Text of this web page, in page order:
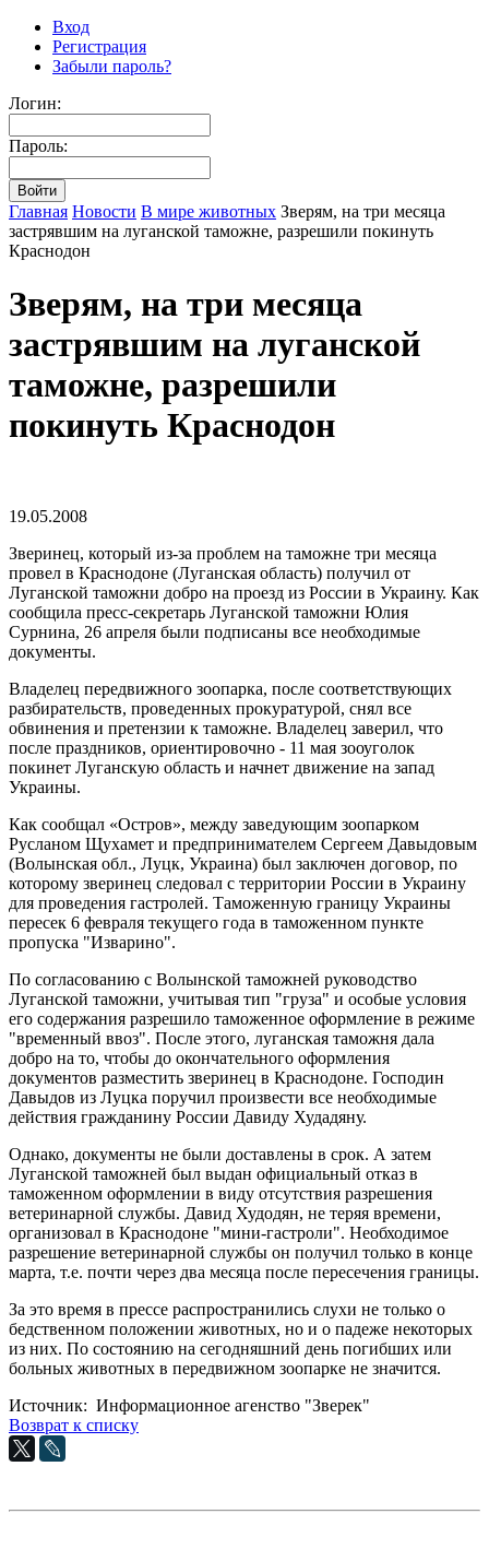
Вход
Регистрация
Забыли пароль?
Логин:
Пароль:
Главная Новости В мире животных Зверям, на три месяца
застрявшим на луганской таможне, разрешили покинуть
Краснодон
Зверям, на три месяца
застрявшим на луганской
таможне, разрешили
покинуть Краснодон
19.05.2008
Зверинец, который из-за проблем на таможне три месяца
провел в Краснодоне (Луганская область) получил от
Луганской таможни добро на проезд из России в Украину. Как
сообщила пресс-секретарь Луганской таможни Юлия
Сурнина, 26 апреля были подписаны все необходимые
документы.
Владелец передвижного зоопарка, после соответствующих
разбирательств, проведенных прокуратурой, снял все
обвинения и претензии к таможне. Владелец заверил, что
после праздников, ориентировочно - 11 мая зооуголок
покинет Луганскую область и начнет движение на запад
Украины.
Как сообщал «Остров», между заведующим зоопарком
Русланом Щухамет и предпринимателем Сергеем Давыдовым
(Волынская обл., Луцк, Украина) был заключен договор, по
которому зверинец следовал с территории России в Украину
для проведения гастролей. Таможенную границу Украины
пересек 6 февраля текущего года в таможенном пункте
пропуска "Изварино".
По согласованию с Волынской таможней руководство
Луганской таможни, учитывая тип "груза" и особые условия
его содержания разрешило таможенное оформление в режиме
"временный ввоз". После этого, луганская таможня дала
добро на то, чтобы до окончательного оформления
документов разместить зверинец в Краснодоне. Господин
Давыдов из Луцка поручил произвести все необходимые
действия гражданину России Давиду Худадяну.
Однако, документы не были доставлены в срок. А затем
Луганской таможней был выдан официальный отказ в
таможенном оформлении в виду отсутствия разрешения
ветеринарной службы. Давид Худодян, не теряя времени,
организовал в Краснодоне "мини-гастроли". Необходимое
разрешение ветеринарной службы он получил только в конце
марта, т.е. почти через два месяца после пересечения границы.
За это время в прессе распространились слухи не только о
бедственном положении животных, но и о падеже некоторых
из них. По состоянию на сегодняшний день погибших или
больных животных в передвижном зоопарке не значится.
Источник: Информационное агенство "Зверек"
Возврат к списку